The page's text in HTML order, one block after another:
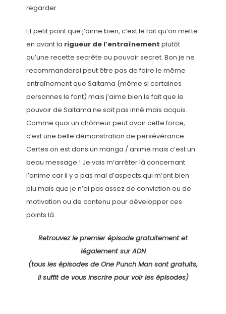
regarder.
Et petit point que j’aime bien, c’est le fait qu’on mette
en avant la rigueur de l’entraînement plutôt
qu’une recette secrète ou pouvoir secret. Bon je ne
recommanderai peut être pas de faire le même
entraînement que Saitama (même si certaines
personnes le font) mais j’aime bien le fait que le
pouvoir de Saitama ne soit pas inné mais acquis.
Comme quoi un chômeur peut avoir cette force,
c’est une belle démonstration de persévérance.
Certes on est dans un manga / anime mais c’est un
beau message ! Je vais m’arrêter là concernant
l’anime car il y a pas mal d’aspects qui m’ont bien
plu mais que je n’ai pas assez de conviction ou de
motivation ou de contenu pour développer ces
points là.
Retrouvez le premier épisode gratuitement et
légalement sur ADN
(tous les épisodes de One Punch Man sont gratuits,
il suffit de vous inscrire pour voir les épisodes)